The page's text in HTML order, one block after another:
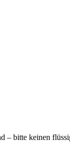
– bitte keinen